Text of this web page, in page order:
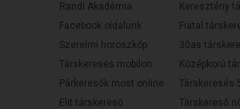
Randi Akadémia
Facebook oldalunk
Szerelmi horoszkóp
Társkeresés mobilon
Párkeresők most online
Elit társkereső
Keresztény
Fiatal
30as
Középkorú
Társkeresés
Társkereső